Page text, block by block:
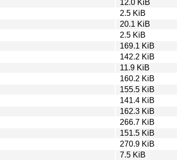
12.0 KiB
2.5 KiB
20.1 KiB
2.5 KiB
169.1 KiB
142.2 KiB
11.9 KiB
160.2 KiB
155.5 KiB
141.4 KiB
162.3 KiB
266.7 KiB
151.5 KiB
270.9 KiB
7.5 KiB